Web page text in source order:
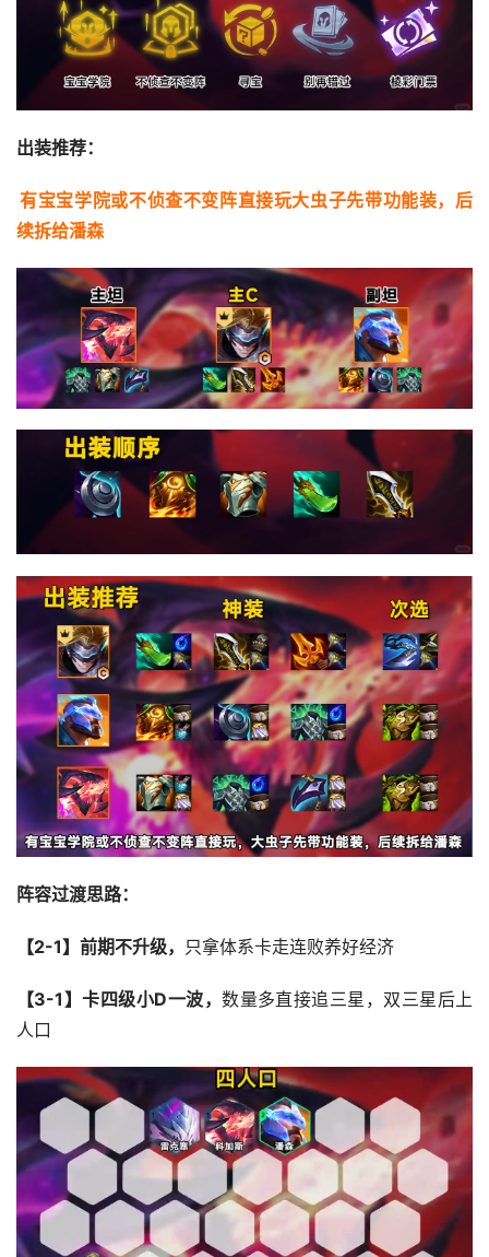
出装推荐：
有宝宝学院或不侦查不变阵直接玩大虫子先带功能装，后
续拆给潘森
阵容过渡思路：
【2-1】前期不升级， 只拿体系卡走连败养好经济
【3-1】卡四级小D一波，数量多直接追三星，双三星后上
人口